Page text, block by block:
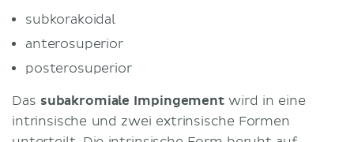
subkorakoidal
anterosuperior
posterosuperior
Das subakromiale Impingementwird in eine
intrinsische und zwei extrinsische Formen